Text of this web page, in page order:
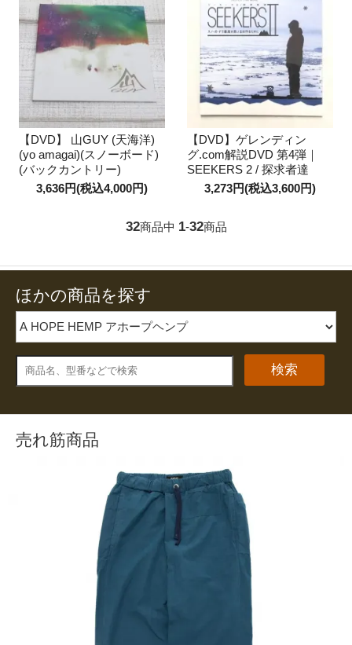
【DVD】 山GUY (天海洋)
(yo amagai)(スノーボード)
(バックカントリー)
3,636円(税込4,000円)
【DVD】ゲレンディン
グ.com解説DVD 第4弾｜
SEEKERS 2 / 探求者達
3,273円(税込3,600円)
32商品中 1-32商品
ほかの商品を探す
検索
売れ筋商品